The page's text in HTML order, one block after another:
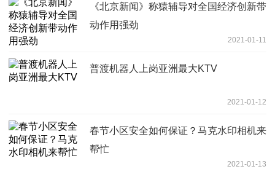
《北京新闻》称猿辅导对全国经济创新带
动作用强劲
2021-01-11
普渡机器人上岗亚洲最大KTV
2021-01-12
春节小区安全如何保证？马克水印相机来
帮忙
2021-01-13